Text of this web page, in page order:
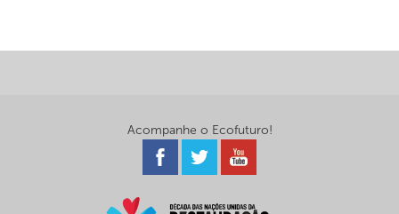
Acompanhe o Ecofuturo!